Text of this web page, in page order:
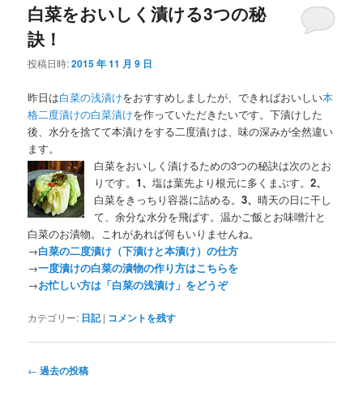
白菜をおいしく漬ける3つの秘
訣！
投稿日時:2015 年 11 月 9 日
昨日は白菜の浅漬けをおすすめしましたが、できればおいしい本
格二度漬けの白菜漬けを作っていただきたいです。下漬けした
後、水分を捨てて本漬けをする二度漬けは、味の深みが全然違い
ます。
白菜をおいしく漬けるための3つの秘訣は次のとお
りです。1、塩は葉先より根元に多くまぶす。2、
白菜をきっちり容器に詰める。3、晴天の日に干し
て、余分な水分を飛ばす。温かご飯とお味噌汁と
白菜のお漬物。これがあれば何もいりませんね。
→白菜の二度漬け（下漬けと本漬け）の仕方
→一度漬けの白菜の漬物の作り方はこちらを
→お忙しい方は「白菜の浅漬け」をどうぞ
カテゴリー: 日記 | コメントを残す
投
← 過去の投稿